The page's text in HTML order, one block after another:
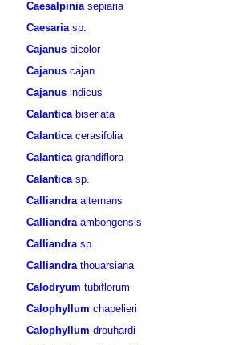
Caesalpinia sepiaria
Caesaria sp.
Cajanus bicolor
Cajanus cajan
Cajanus indicus
Calantica biseriata
Calantica cerasifolia
Calantica grandiflora
Calantica sp.
Calliandra alternans
Calliandra ambongensis
Calliandra sp.
Calliandra thouarsiana
Calodryum tubiflorum
Calophyllum chapelieri
Calophyllum drouhardi